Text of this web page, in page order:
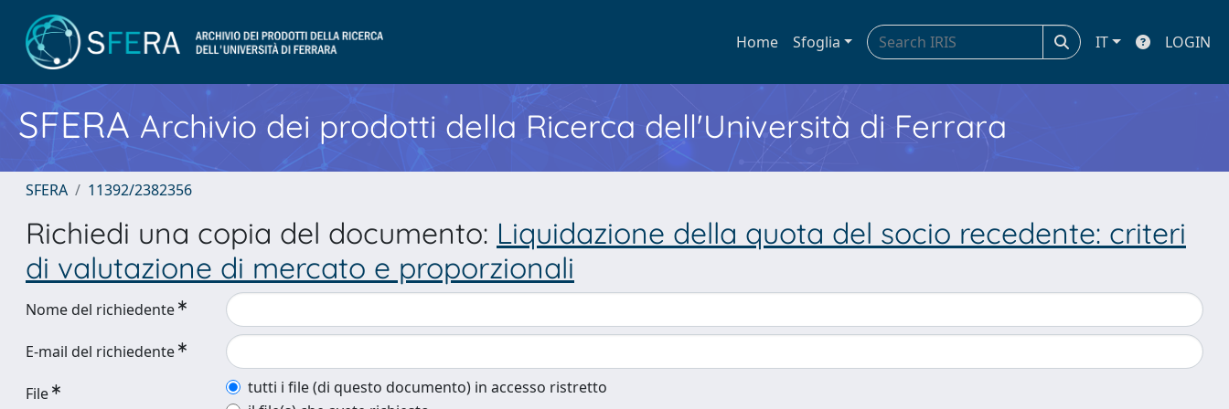
Home Sfoglia IT LOGIN
SFERA Archivio dei prodotti della Ricerca dell'Università di Ferrara
SFERA 11392/2382356
Richiedi una copia del documento: Liquidazione della quota del socio recedente: criteri
di valutazione di mercato e proporzionali
Nome del richiedente
E-mail del richiedente
File
tutti i file (di questo documento) in accesso ristretto